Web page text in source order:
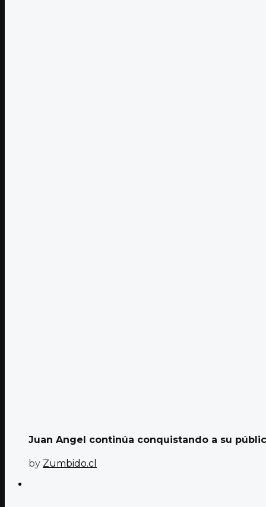
Juan Angel continúa conquistando a su
by Zumbido.cl